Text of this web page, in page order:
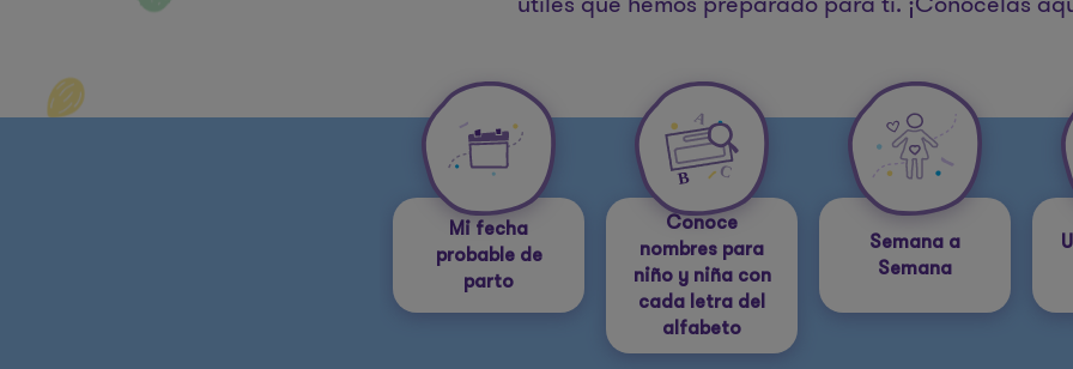
Mi fecha
probable de
parto
Conoce
nombres para
niño y niña con
cada letra del
alfabeto
Semana a
Semana